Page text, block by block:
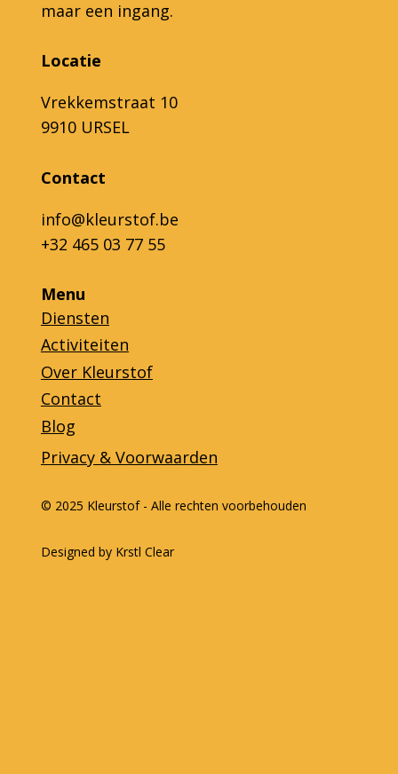
maar een ingang.
Locatie
Vrekkemstraat 10
9910 URSEL
Contact
info@kleurstof.be
+32 465 03 77 55
Menu
Diensten
Activiteiten
Over Kleurstof
Contact
Blog
Privacy & Voorwaarden
© 2025 Kleurstof - Alle rechten voorbehouden
Designed by Krstl Clear